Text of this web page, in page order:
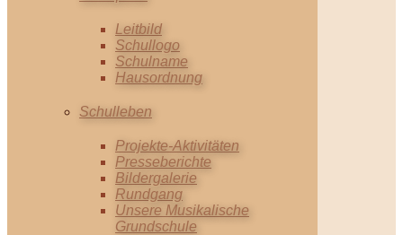
Leitbild
Schullogo
Schulname
Hausordnung
Schulleben
Projekte-Aktivitäten
Presseberichte
Bildergalerie
Rundgang
Unsere Musikalische
Grundschule